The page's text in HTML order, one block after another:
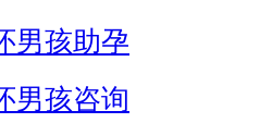
男孩助孕
男孩咨询